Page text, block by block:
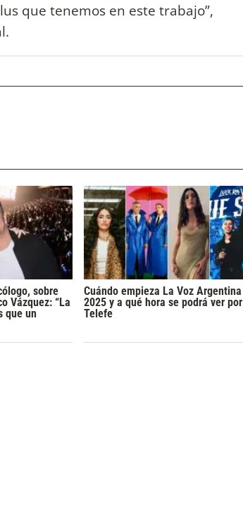
que tenemos en este trabajo”,
sobre
Vázquez: “La
que un
Cuándo empieza La Voz Argentina
2025 y a qué hora se podrá ver por
Telefe